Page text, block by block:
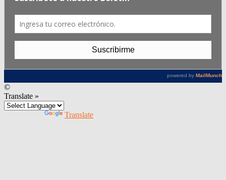
©
Translate »
Translate